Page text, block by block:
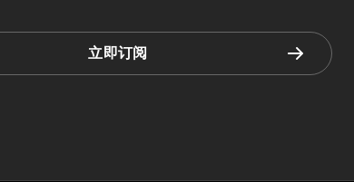
立即订阅